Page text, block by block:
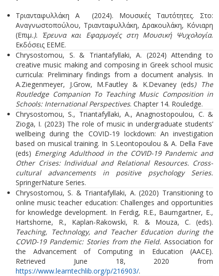
Τριανταφυλλάκη Α (2024). Μουσικές Ταυτότητες. Στο:
Αναγνωστοπούλου, Τριανταφυλλάκη, Δρακουλάκη, Κόνιαρη
(Επιμ.). Έρευνα και Εφαρμογές στη Μουσική Ψυχολογία.
Εκδόσεις ΕΕΜΕ.
Chrysostomou, S. & Triantafyllaki, A. (2024) Attending to
creative music making and composing in Greek school music
curricula: Preliminary findings from a document analysis. In
A.Ziegenmeyer, J.Grow, M.Fautley & K.Devaney (eds) The
Routledge Companion To Teaching Music Composition in
Schools: International Perspectives. Chapter 14. Rouledge.
Chrysostomou, S., Triantafyllaki, A., Anagnostopoulou, C. &
Zioga, I. (2023) The role of music in undergraduate students’
wellbeing during the COVID-19 lockdown: An investigation
based on musical training. In S.Leontopoulou & A. Della Fave
(eds) Emerging Adulthood in the COVID-19 Pandemic and
Other Crises: lndividual and Relational Resources. Cross-
cultural advancements in positive psychology Series.
SpringerNature Series.
Chrysostomou, S. & Triantafyllaki, A. (2020) Transitioning to
online music teacher education: Challenges and opportunities
for knowledge development. In Ferdig, R.E., Baumgartner, E.,
Hartshorne, R., Kaplan-Rakowski, R. & Mouza, C. (eds).
Teaching, Technology, and Teacher Education during the
COVID-19 Pandemic: Stories from the Field. Association for
the Advancement of Computing in Education (AACE).
Retrieved June 18, 2020 from
https://www.learntechlib.org/p/216903/.